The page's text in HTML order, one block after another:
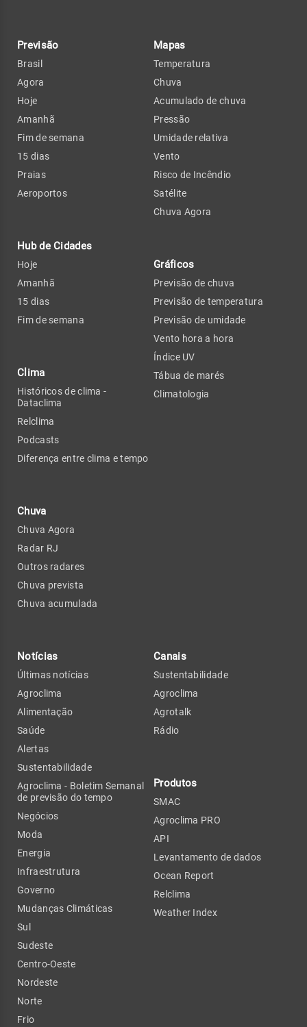
Previsão
Brasil
Agora
Hoje
Amanhã
Fim de semana
15 dias
Praias
Aeroportos
Hub de Cidades
Hoje
Amanhã
15 dias
Fim de semana
Clima
Históricos de clima -
Dataclima
Relclima
Podcasts
Diferença entre clima e tempo
Chuva
Chuva Agora
Radar RJ
Outros radares
Chuva prevista
Chuva acumulada
Mapas
Temperatura
Chuva
Acumulado de chuva
Pressão
Umidade relativa
Vento
Risco de Incêndio
Satélite
Chuva Agora
Gráficos
Previsão de chuva
Previsão de temperatura
Previsão de umidade
Vento hora a hora
Índice UV
Tábua de marés
Climatologia
Notícias
Últimas notícias
Agroclima
Alimentação
Saúde
Alertas
Sustentabilidade
Agroclima - Boletim Semanal
de previsão do tempo
Negócios
Moda
Energia
Infraestrutura
Governo
Mudanças Climáticas
Sul
Sudeste
Centro-Oeste
Nordeste
Norte
Frio
Canais
Sustentabilidade
Agroclima
Agrotalk
Rádio
Produtos
SMAC
Agroclima PRO
API
Levantamento de dados
Ocean Report
Relclima
Weather Index